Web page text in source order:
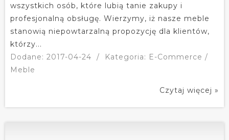
wszystkich osób, które lubią tanie zakupy i
profesjonalną obsługę. Wierzymy, iż nasze meble
stanowią niepowtarzalną propozycję dla klientów,
którzy...
Dodane: 2017-04-24
/
Kategoria: E-Commerce /
Meble
Czytaj więcej »